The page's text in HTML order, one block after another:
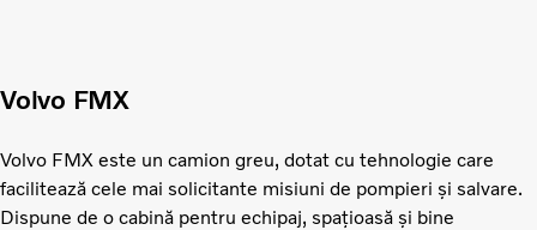
Volvo FMX
Volvo FMX este un camion greu, dotat cu tehnologie care
facilitează cele mai solicitante misiuni de pompieri și salvare.
Dispune de o cabină pentru echipaj, spațioasă și bine